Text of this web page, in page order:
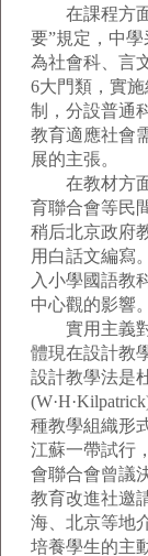
在課程方面
要”規定，中
為社會科、言
6大門類，實
制，分設普通
教育適應社會
展的主張。
在教材方面
育聯合會等民
稍后北京政府
用白話文編寫
入小學國語教
中心觀的影響。
實用主義對
體現在設計教
設計教學法是
種教學組織形
江蘇一帶試行
會聯合會曾議
教育改進社邀
海、北京等地
培養學生的主